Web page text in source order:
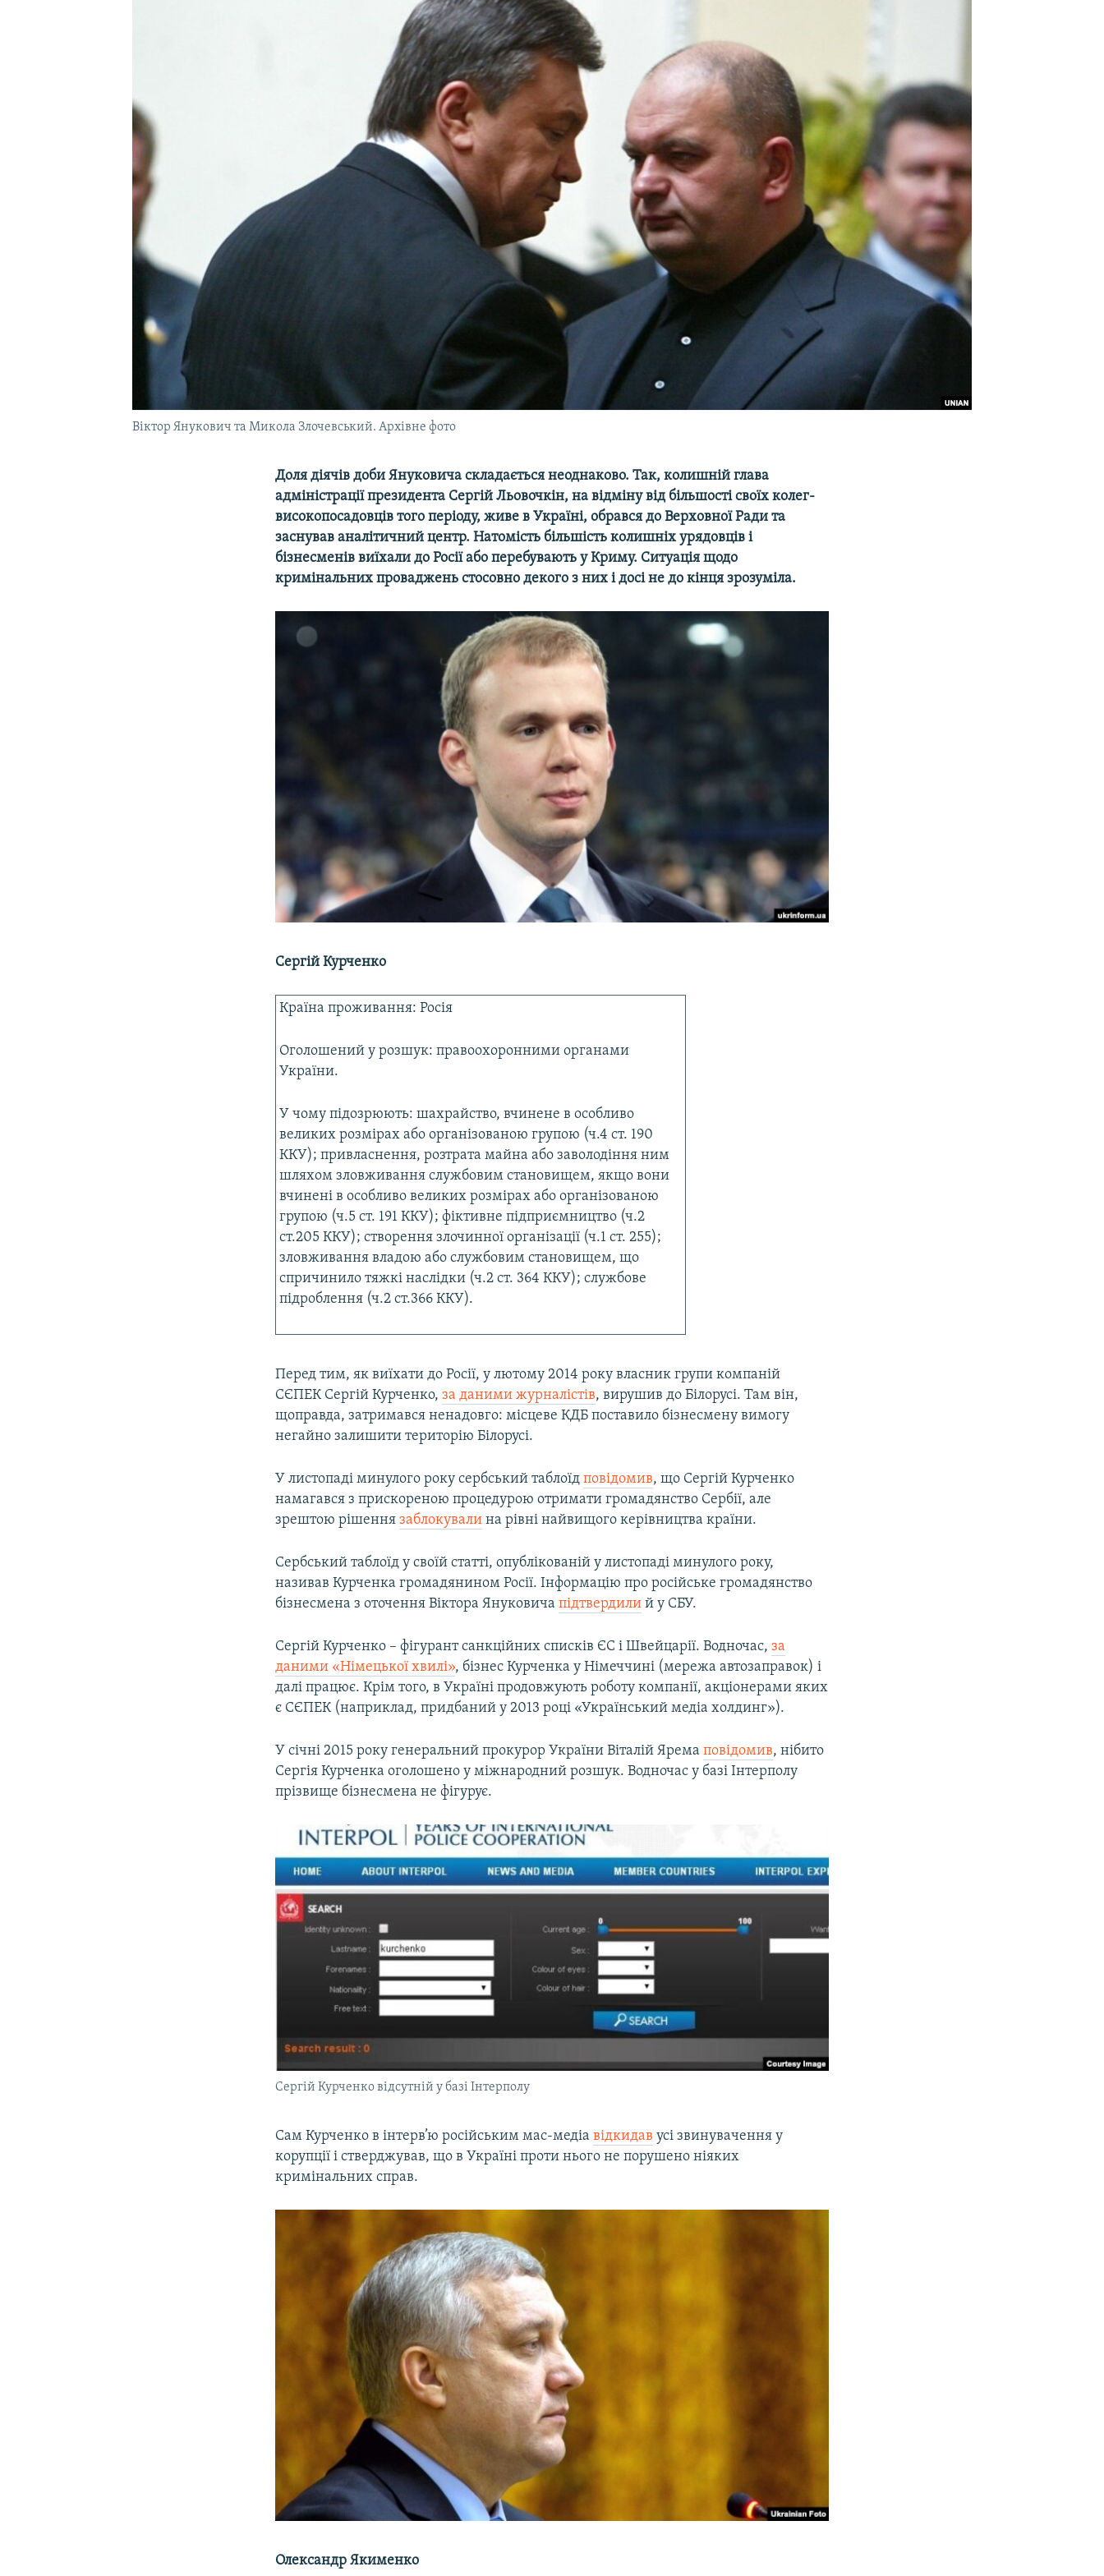
Віктор Янукович та Микола Злочевський. Архівне фото
Доля діячів доби Януковича складається неоднаково. Так, колишній глава
адміністрації президента Сергій Льовочкін, на відміну від більшості своїх колег-
високопосадовців того періоду, живе в Україні, обрався до Верховної Ради та
заснував аналітичний центр. Натомість більшість колишніх урядовців і
бізнесменів виїхали до Росії або перебувають у Криму. Ситуація щодо
кримінальних проваджень стосовно декого з них і досі не до кінця зрозуміла.
Сергій Курченко
Країна проживання: Росія
Оголошений у розшук: правоохоронними органами
України.
У чому підозрюють: шахрайство, вчинене в особливо
великих розмірах або організованою групою (ч.4 ст. 190
ККУ); привласнення, розтрата майна або заволодіння ним
шляхом зловживання службовим становищем, якщо вони
вчинені в особливо великих розмірах або організованою
групою (ч.5 ст. 191 ККУ); фіктивне підприємництво (ч.2
ст.205 ККУ); створення злочинної організації (ч.1 ст. 255);
зловживання владою або службовим становищем, що
спричинило тяжкі наслідки (ч.2 ст. 364 ККУ); службове
підроблення (ч.2 ст.366 ККУ).
Перед тим, як виїхати до Росії, у лютому 2014 року власник групи компаній
СЄПЕК Сергій Курченко,за даними журналістів, вирушив до Білорусі. Там він,
щоправда, затримався ненадовго: місцеве КДБ поставило бізнесмену вимогу
негайно залишити територію Білорусі.
У листопаді минулого року сербський таблоїдповідомив, що Сергій Курченко
намагався з прискореною процедурою отримати громадянство Сербії, але
зрештою рішеннязаблокували на рівні найвищого керівництва країни.
Сербський таблоїд у своїй статті, опублікованій у листопаді минулого року,
називав Курченка громадянином Росії. Інформацію про російське громадянство
бізнесмена з оточення Віктора Януковичапідтвердили й у СБУ.
Сергій Курченко – фігурант санкційних списків ЄС і Швейцарії. Водночас,за
даними «Німецької хвилі», бізнес Курченка у Німеччині (мережа автозаправок) і
далі працює. Крім того, в Україні продовжують роботу компанії, акціонерами яких
є СЄПЕК (наприклад, придбаний у 2013 році «Український медіа холдинг»).
У січні 2015 року генеральний прокурор України Віталій Яремаповідомив, нібито
Сергія Курченка оголошено у міжнародний розшук. Водночас у базі Інтерполу
прізвище бізнесмена не фігурує.
Сергій Курченко відсутній у базі Інтерполу
Сам Курченко в інтерв’ю російським мас-медіавідкидав усі звинувачення у
корупції і стверджував, що в Україні проти нього не порушено ніяких
кримінальних справ.
Олександр Якименко